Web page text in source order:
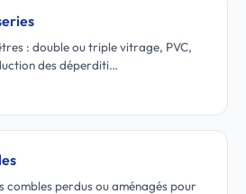
: double ou triple vitrage, PVC,
des déperditi…
combles perdus ou aménagés pour